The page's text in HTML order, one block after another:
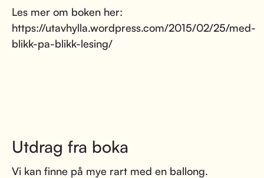
Les mer om boken her:
https://utavhylla.wordpress.com/2015/02/25/med-
blikk-pa-blikk-lesing/
Utdrag fra boka
Vi kan finne på mye rart med en ballong.